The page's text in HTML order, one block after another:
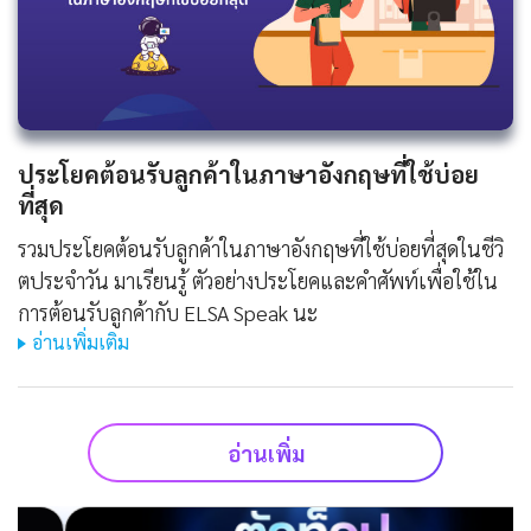
ประโยคต้อนรับลูกค้าในภาษาอังกฤษที่ใช้บ่อย
ที่สุด
รวมประโยคต้อนรับลูกค้าในภาษาอังกฤษที่ใช้บ่อยที่สุดในชีวิ
ตประจําวัน มาเรียนรู้ ตัวอย่างประโยคและคำศัพท์เพื่อใช้ใน
การต้อนรับลูกค้ากับ ELSA Speak นะ
อ่านเพิ่มเติม
อ่านเพิ่ม